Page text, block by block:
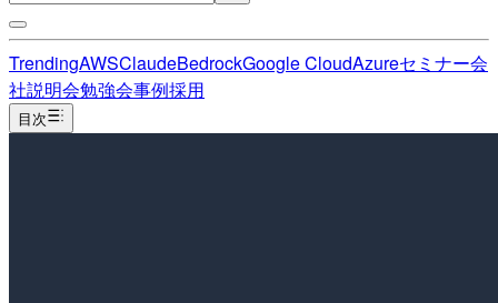
TrendingAWSClaudeBedrockGoogle CloudAzureセミナー会
社説明会勉強会事例採用
目次